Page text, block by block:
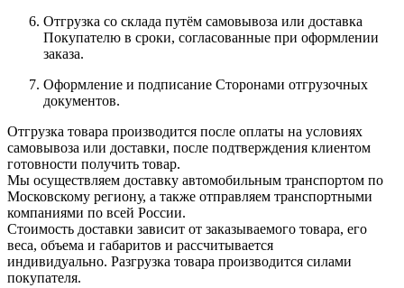
Отгрузка со склада путём самовывоза или доставка
Покупателю в сроки, согласованные при оформлении
заказа.
Оформление и подписание Сторонами отгрузочных
документов.
Отгрузка товара производится после оплаты на условиях
самовывоза или доставки, после подтверждения клиентом
готовности получить товар.
Мы осуществляем доставку автомобильным транспортом по
Московскому региону, а также отправляем транспортными
компаниями по всей России.
Стоимость доставки зависит от заказываемого товара, его
веса, объема и габаритов и рассчитывается
индивидуально. Разгрузка товара производится силами
покупателя.